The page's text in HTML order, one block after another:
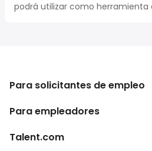
podrá utilizar como herramienta
Para solicitantes de empleo
Buscador de trabajo
Para empleadores
Empresa
Talent.com